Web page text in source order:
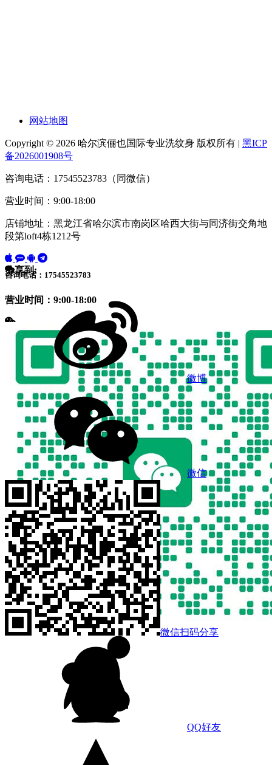
网站地图
Copyright © 2026 哈尔滨俪也国际专业洗纹身 版权所有 | 黑ICP
备2026001908号
咨询电话：17545523783（同微信）
营业时间：9:00-18:00
店铺地址：黑龙江省哈尔滨市南岗区哈西大街与同济街交角地
段第loft4栋1212号
咨询电话：17545523783
营业时间：9:00-18:00
分享到:
微博
微信
微信扫码分享
QQ好友